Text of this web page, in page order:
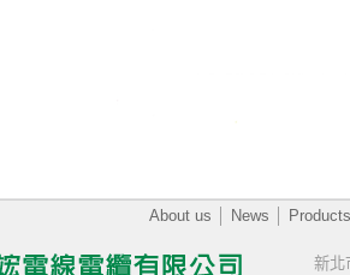
About us News Products
新北